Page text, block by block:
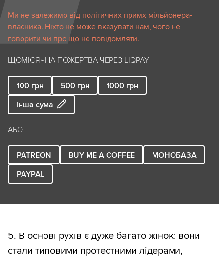
Ми не залежимо від політичних примх мільйонера-
власника. Ніхто не може вказувати нам, чого не
говорити чи про що не повідомляти.
ЩОМІСЯЧНА ПОЖЕРТВА ЧЕРЕЗ LIQPAY
100 грн 500 грн 1000 грн
Інша сума
АБО
PATREON BUY ME A COFFEE
МОНОБАЗА
PAYPAL
5. В основі рухів є дуже багато жінок: вони
стали типовими протестними лідерами,